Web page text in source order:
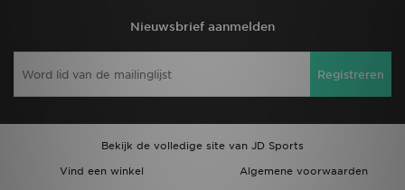
Nieuwsbrief aanmelden
Registreren
Bekijk de volledige site van JD Sports
Vind een winkel
Algemene voorwaarden